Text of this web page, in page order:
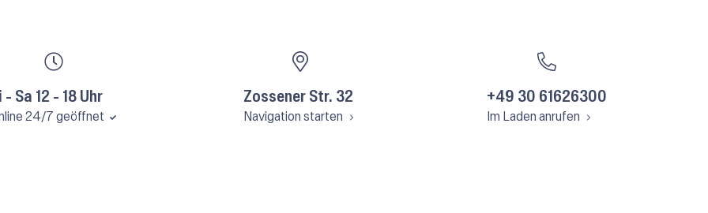
- Sa 12 - 18 Uhr
24/7 geöffnet
Zossener Str. 32
Navigation starten
+49 30 61626300
Im Laden anrufen